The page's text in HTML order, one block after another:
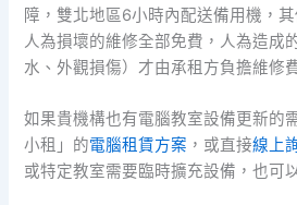
障，雙北地區6小時內配送備用機，
人為損壞的維修全部免費，人為造成
水、外觀損傷）才由承租方負擔維修
如果貴機構也有電腦教室設備更新的
小租」的電腦租賃方案 ，或直接線上
或特定教室需要臨時擴充設備，也可